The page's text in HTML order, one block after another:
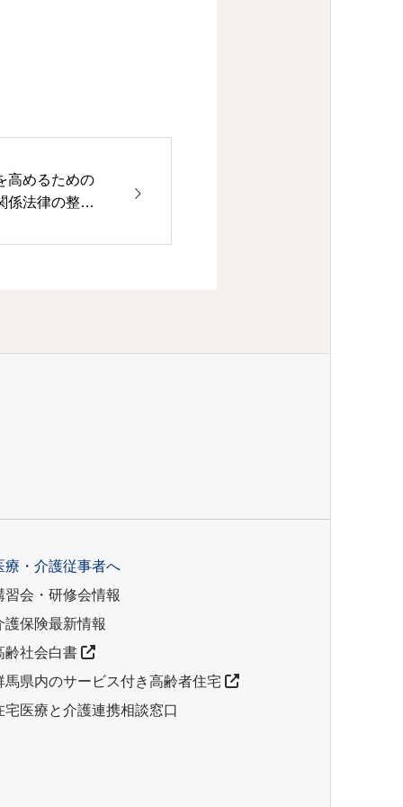
高めるための
係法律の整備
療・介護従事者へ
習会・研修会情報
護保険最新情報
齢社会白書
馬県内のサービス付き高齢者住宅
宅医療と介護連携相談窓口